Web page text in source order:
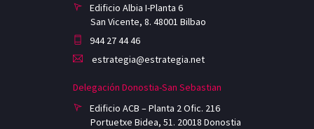
Edificio Albia I-Planta 6
San Vicente, 8. 48001 Bilbao
944 27 44 46
estrategia@estrategia.net
Delegación Donostia-San Sebastian
Edificio ACB – Planta 2 Ofic. 216
Portuetxe Bidea, 51. 20018 Donostia